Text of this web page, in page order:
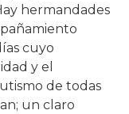
hermandades
cuyo
y el
de todas
un claro